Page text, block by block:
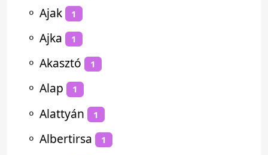
⚬ Ajak 1
⚬ Ajka 1
⚬ Akasztó 1
⚬ Alap 1
⚬ Alattyán 1
⚬ Albertirsa 1